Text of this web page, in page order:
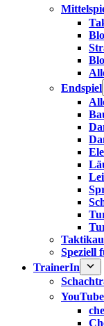
Endspiel
Speziell
TrainerIn